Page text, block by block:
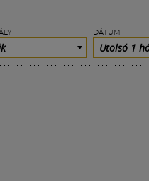
DÁTUM
Utolsó 1